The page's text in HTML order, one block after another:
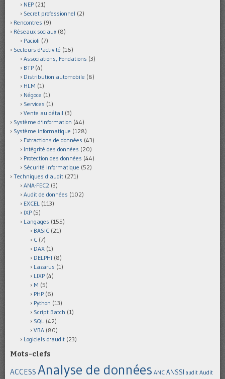
NEP (21)
Secret professionnel (2)
Rencontres (9)
Réseaux sociaux (8)
Pacioli (7)
Secteurs d'activité (16)
Associations, Fondations (3)
BTP (4)
Distribution automobile (8)
HLM (1)
Négoce (1)
Services (1)
Vente au détail (3)
Système d'information (44)
Système informatique (128)
Extractions de données (43)
Intégrité des données (20)
Protection des données (44)
Sécurité informatique (52)
Techniques d'audit (271)
ANA-FEC2 (3)
Audit de données (102)
EXCEL (113)
IXP (5)
Langages (155)
BASIC (21)
C (7)
DAX (1)
DELPHI (8)
Lazarus (1)
LIXP (4)
M (5)
PHP (6)
Python (13)
Script Batch (1)
SQL (42)
VBA (80)
Logiciels d'audit (23)
Mots-clefs
ACCESS Analyse de données ANC ANSSI audit Audit